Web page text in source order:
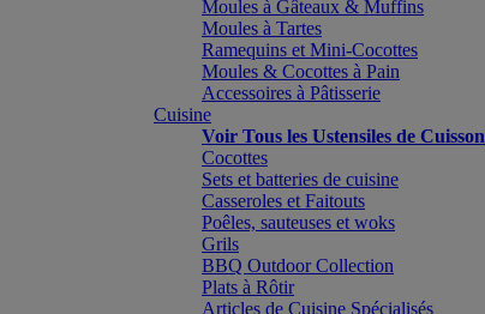
Moules à Gâteaux & Muffins
Moules à Tartes
Ramequins et Mini-Cocottes
Moules & Cocottes à Pain
Accessoires à Pâtisserie
Cuisine
Voir Tous les Ustensiles de Cuisson
Cocottes
Sets et batteries de cuisine
Casseroles et Faitouts
Poêles, sauteuses et woks
Grils
BBQ Outdoor Collection
Plats à Rôtir
Articles de Cuisine Spécialisés